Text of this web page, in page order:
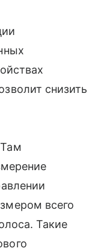
снизить
всего
Такие